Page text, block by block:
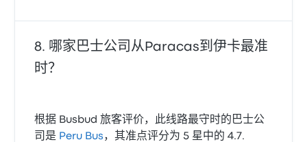
哪家巴士公司从Paracas到伊卡最准
时？
根据 Busbud 旅客评价，此线路最守时的巴士公
司是 Peru Bus ，其准点评分为 5 星中的 4.7.